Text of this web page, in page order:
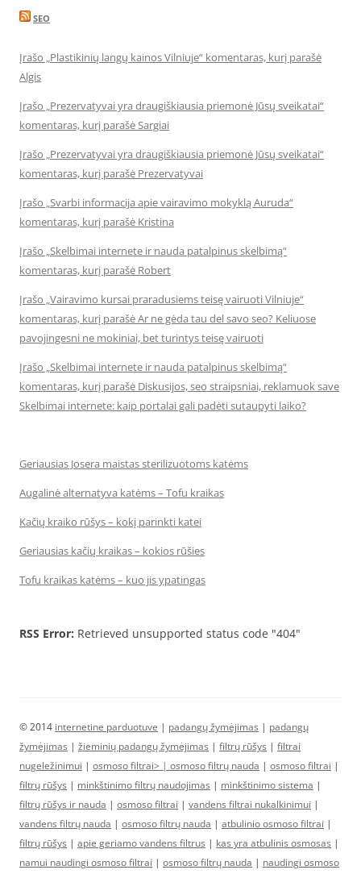
SEO
Įrašo „Plastikinių langų kainos Vilniuje“ komentaras, kurį parašė
Algis
Įrašo „Prezervatyvai yra draugiškiausia priemonė Jūsų sveikatai“
komentaras, kurį parašė Sargiai
Įrašo „Prezervatyvai yra draugiškiausia priemonė Jūsų sveikatai“
komentaras, kurį parašė Prezervatyvai
Įrašo „Svarbi informacija apie vairavimo mokyklą Auruda“
komentaras, kurį parašė Kristina
Įrašo „Skelbimai internete ir nauda patalpinus skelbimą“
komentaras, kurį parašė Robert
Įrašo „Vairavimo kursai praradusiems teisę vairuoti Vilniuje“
komentaras, kurį parašė Ar ne gėda tau del savo seo? Keliuose
pavojingesni ne mokiniai, bet turintys teisę vairuoti
Įrašo „Skelbimai internete ir nauda patalpinus skelbimą“
komentaras, kurį parašė Diskusijos, seo straipsniai, reklamuok save
Skelbimai internete: kaip portalai gali padėti sutaupyti laiko?
Geriausias Josera maistas sterilizuotoms katėms
Augalinė alternatyva katėms – Tofu kraikas
Kačių kraiko rūšys – kokį parinkti katei
Geriausias kačių kraikas – kokios rūšies
Tofu kraikas katėms – kuo jis ypatingas
RSS Error: Retrieved unsupported status code "404"
© 2014 internetine parduotuve | padangų žymėjimas | padangų
žymėjimas | žieminių padangų žymėjimas | filtrų rūšys | filtrai
nugeležinimui | osmoso filtrai> | osmoso filtrų nauda | osmoso filtrai |
filtrų rūšys | minkštinimo filtrų naudojimas | minkštinimo sistema |
filtrų rūšys ir nauda | osmoso filtrai | vandens filtrai nukalkinimui |
vandens filtrų nauda | osmoso filtrų nauda | atbulinio osmoso filtrai |
filtrų rūšys | apie geriamo vandens filtrus | kas yra atbulinis osmosas |
namui naudingi osmoso filtrai | osmoso filtrų nauda | naudingi osmoso